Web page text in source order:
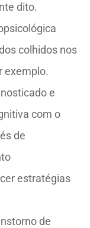
dito.
colhidos nos
exemplo.
e
com o
de
estratégias
de